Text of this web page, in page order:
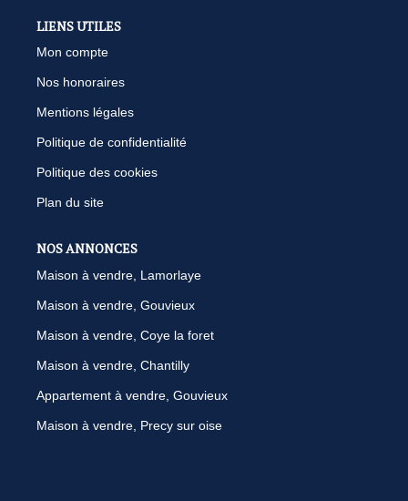
LIENS UTILES
Mon compte
Nos honoraires
Mentions légales
Politique de confidentialité
Politique des cookies
Plan du site
NOS ANNONCES
Maison à vendre, Lamorlaye
Maison à vendre, Gouvieux
Maison à vendre, Coye la foret
Maison à vendre, Chantilly
Appartement à vendre, Gouvieux
Maison à vendre, Precy sur oise